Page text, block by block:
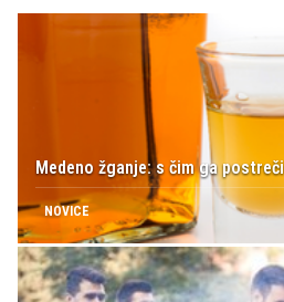
Medeno žganje: s čim ga
NOVICE